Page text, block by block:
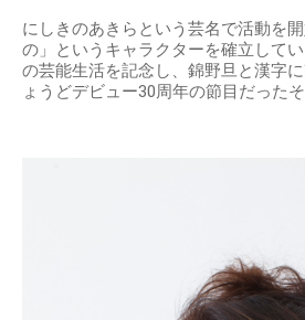
にしきのあきらという芸名で活動を
の」というキャラクターを確立して
の芸能生活を記念し、錦野旦と漢字
ょうどデビュー30周年の節目だったそ